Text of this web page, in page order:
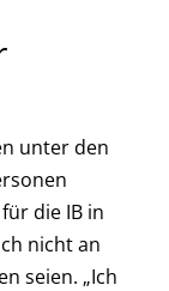
unter den
die IB in
nicht an
seien. „Ich